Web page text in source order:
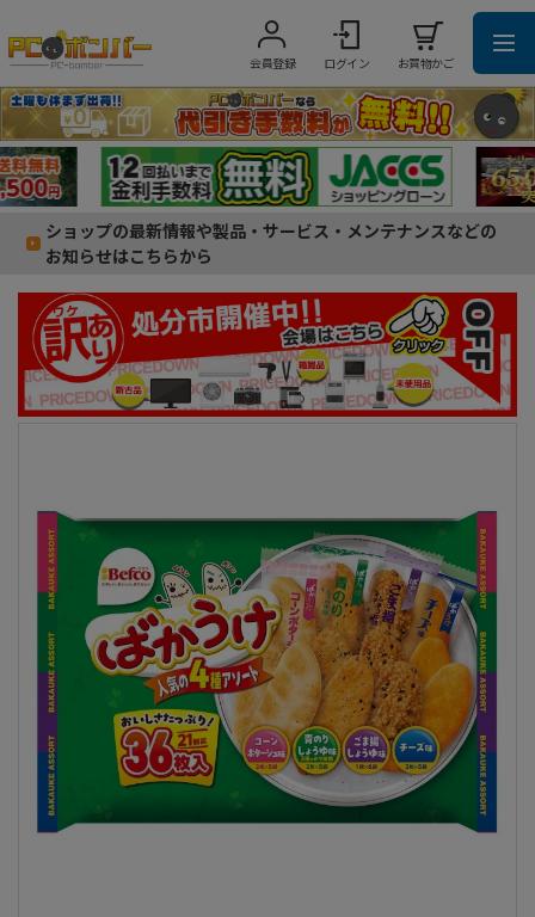
会員登録 ログイン お買物かご
ショップの最新情報や製品・サービス・メンテナンスなどの
お知らせはこちらから